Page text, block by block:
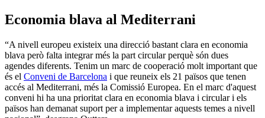
Economia blava al Mediterrani
“A nivell europeu existeix una direcció bastant clara en economia
blava però falta integrar més la part circular perquè són dues
agendes diferents. Tenim un marc de cooperació molt important que
és el Conveni de Barcelona i que reuneix els 21 països que tenen
accés al Mediterrani, més la Comissió Europea. En el marc d'aquest
conveni hi ha una prioritat clara en economia blava i circular i els
països han demanat suport per a implementar aquests temes a nivell